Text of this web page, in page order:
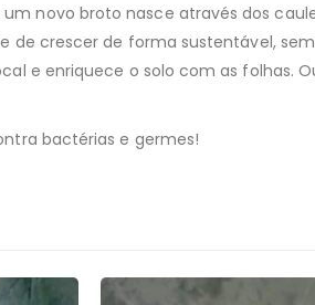
novo broto nasce através dos
crescer de forma sustentável,
e enriquece o solo com as folhas.
bactérias e germes!